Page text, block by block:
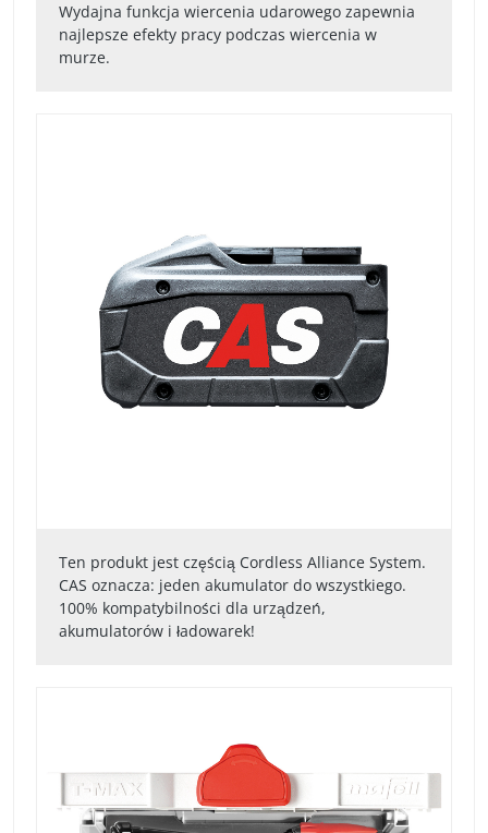
Wydajna funkcja wiercenia udarowego zapewnia
najlepsze efekty pracy podczas wiercenia w
murze.
Ten produkt jest częścią Cordless Alliance System.
CAS oznacza: jeden akumulator do wszystkiego.
100% kompatybilności dla urządzeń,
akumulatorów i ładowarek!